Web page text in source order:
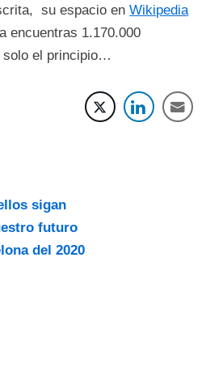
su espacio enWikipedia
encuentras 1.170.000
solo el principio…
sigan
futuro
del 2020